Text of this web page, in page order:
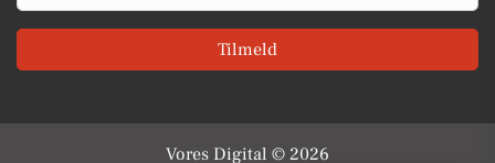
Tilmeld
Vores Digital © 2026